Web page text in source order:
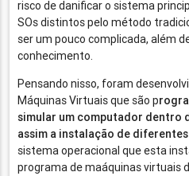
risco de danificar o sistema
SOs distintos pelo método
ser um pouco complicada, além
conhecimento.
Pensando nisso, foram
Máquinas Virtuais que são p
simular um computador dentro
assim a instalação de
sistema operacional que esta
programa de maáquinas virtuais